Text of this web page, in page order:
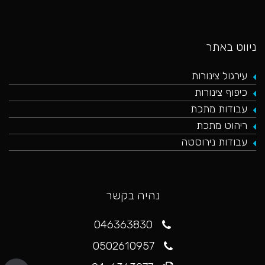
ניווט באתר
עירגול צינורות
כיפוף צינורות
עבודות מתכת
ריהוט מתכת
עבודות נירוסטה
נהיה בקשר
046363830
0502610957